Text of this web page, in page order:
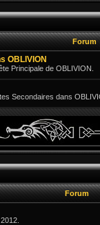
Forum
OBLIVION
Principale de OBLIVION.
Secondaires dans
Forum